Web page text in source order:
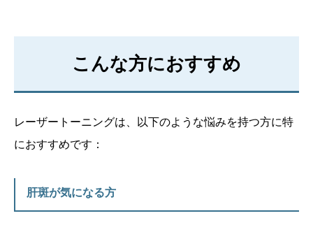
こんな方におすすめ
レーザートーニングは、以下のような悩みを持つ方に特
におすすめです：
肝斑が気になる方